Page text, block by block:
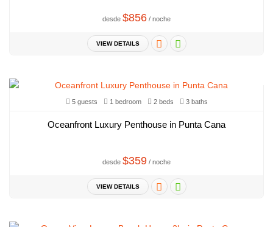
desde $856 / noche
VIEW DETAILS
5 guests 1 bedroom 2 beds 3 baths
Oceanfront Luxury Penthouse in Punta Cana
desde $359 / noche
VIEW DETAILS